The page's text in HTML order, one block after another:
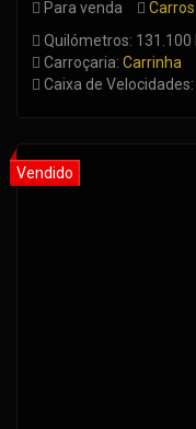
Para venda
Carros
Quilómetros: 131.100
Carroçaria: Carrinha
Caixa de